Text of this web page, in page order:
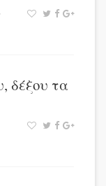
δέξου τα